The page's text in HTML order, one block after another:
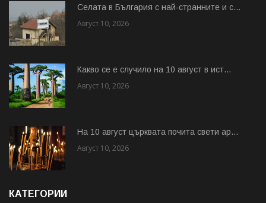
Cелата в България с най-странните и с...
Август 10, 2026
Какво се е случило на 10 август в ист...
Август 10, 2026
На 10 август църквата почита свети ар...
Август 10, 2026
КАТЕГОРИИ